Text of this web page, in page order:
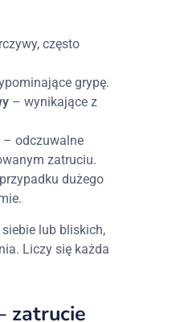
często
grypę.
– wynikające z
– odczuwalne
zatruciu.
dużego
lub bliskich,
Liczy się każda
zatrucie